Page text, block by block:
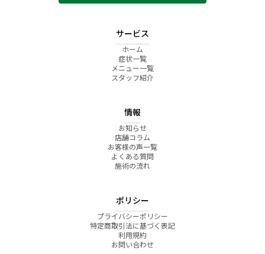
サービス
ホーム
症状一覧
メニュー一覧
スタッフ紹介
情報
お知らせ
店舗コラム
お客様の声一覧
よくある質問
施術の流れ
ポリシー
プライバシーポリシー
特定商取引法に基づく表記
利用規約
お問い合わせ